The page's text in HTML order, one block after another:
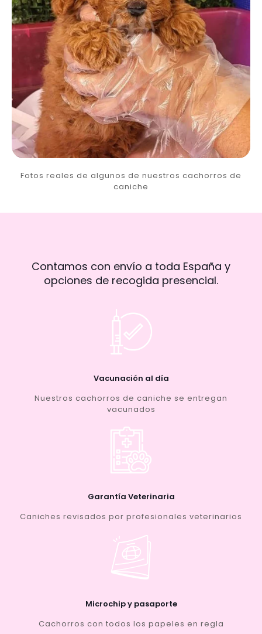
Fotos reales de algunos de nuestros cachorros de
caniche
Contamos con envío a toda España y
opciones de recogida presencial.
Vacunación al día
Nuestros cachorros de caniche se entregan
vacunados
Garantía Veterinaria
Caniches revisados por profesionales veterinarios
Microchip y pasaporte
Cachorros con todos los papeles en regla